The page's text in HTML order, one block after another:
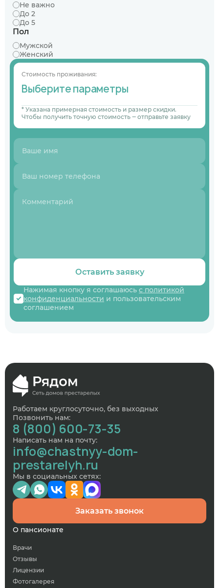
Не важно
До 2
До 5
Пол
Мужской
Женский
Стоимость проживания:
Выберите параметры
* Указана примерная стоимость и размер скидки.
Чтобы получить точную стоимость ‒ отправьте заявку
Оставить заявку
Нажимая кнопку я соглашаюсь с политикой
конфиденциальности и пользовательским
соглашением
Работаем круглосуточно, без выходных
Позвонить нам:
8 (800) 600-73-35
Написать нам на почту:
info@chastnyy-dom-
prestarelyh.ru
Мы в социальных сетях:
Заказать звонок
О пансионате
Врачи
Отзывы
Лицензии
Фотогалерея